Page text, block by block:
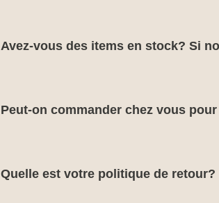
Avez-vous des items en stock? Si
Peut-on commander chez vous
Quelle est votre politique de retour?